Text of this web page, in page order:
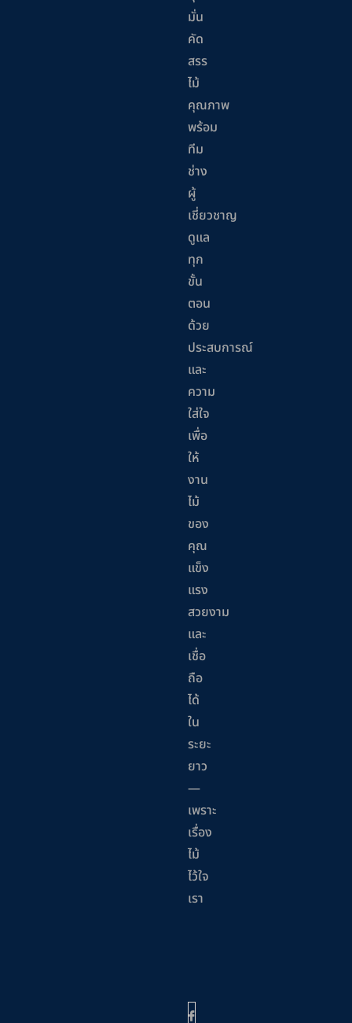
มั่น
คัด
สรร
ไม้
คุณภาพ
พร้อม
ทีม
ช่าง
ผู้
เชี่ยวชาญ
ดูแล
ทุก
ขั้น
ตอน
ด้วย
ประสบการณ์
และ
ความ
ใส่ใจ
เพื่อ
ให้
งาน
ไม้
ของ
คุณ
แข็ง
แรง
สวยงาม
และ
เชื่อ
ถือ
ได้
ใน
ระยะ
ยาว
—
เพราะ
เรื่อง
ไม้
ไว้ใจ
เรา